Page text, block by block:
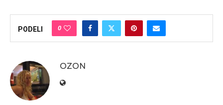
PODELI 0
OZON